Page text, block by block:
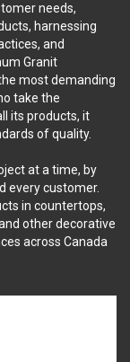
needs,
harnessing
and
Granit
most demanding
take the
its products, it
of quality.
at a time, by
every customer.
in countertops,
other decorative
across Canada